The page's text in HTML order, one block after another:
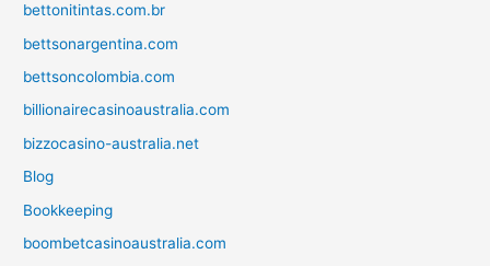
bettonitintas.com.br
bettsonargentina.com
bettsoncolombia.com
billionairecasinoaustralia.com
bizzocasino-australia.net
Blog
Bookkeeping
boombetcasinoaustralia.com